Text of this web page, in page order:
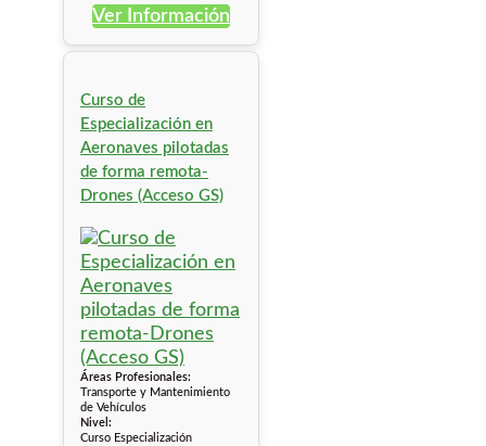
Ver Información
Curso de
Especialización en
Aeronaves pilotadas
de forma remota-
Drones (Acceso GS)
Áreas Profesionales:
Transporte y Mantenimiento
de Vehículos
Nivel:
Curso Especialización